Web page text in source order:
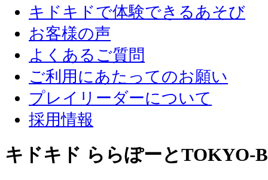
キドキドで体験できるあそび
お客様の声
よくあるご質問
ご利用にあたってのお願い
プレイリーダーについて
採用情報
キドキド ららぽーとTOKYO-